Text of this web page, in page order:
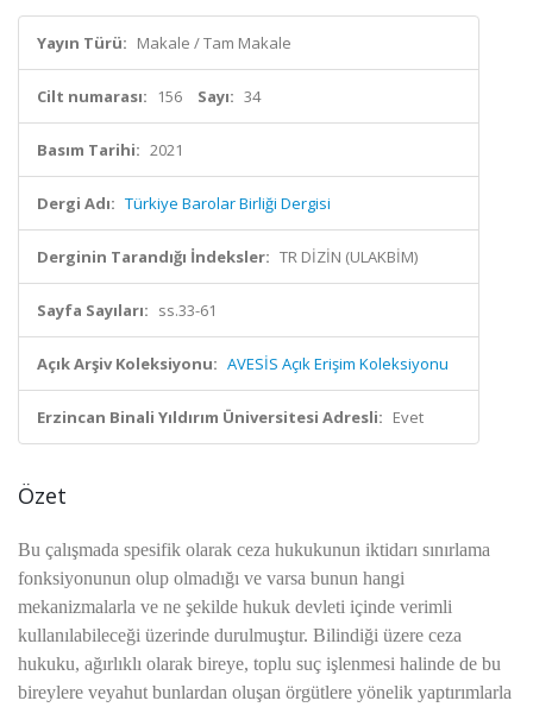
Yayın Türü: Makale / Tam Makale
Cilt numarası: 156 Sayı: 34
Basım Tarihi: 2021
Dergi Adı: Türkiye Barolar Birliği Dergisi
Derginin Tarandığı İndeksler: TR DİZİN (ULAKBİM)
Sayfa Sayıları: ss.33-61
Açık Arşiv Koleksiyonu: AVESİS Açık Erişim Koleksiyonu
Erzincan Binali Yıldırım Üniversitesi Adresli: Evet
Özet
Bu çalışmada spesifik olarak ceza hukukunun iktidarı sınırlama
fonksiyonunun olup olmadığı ve varsa bunun hangi
mekanizmalarla ve ne şekilde hukuk devleti içinde verimli
kullanılabileceği üzerinde durulmuştur. Bilindiği üzere ceza
hukuku, ağırlıklı olarak bireye, toplu suç işlenmesi halinde de bu
bireylere veyahut bunlardan oluşan örgütlere yönelik yaptırımlarla